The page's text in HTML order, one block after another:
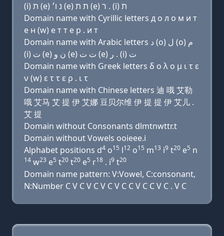
(i) ת (e) נ ו׳ (e) ת ת (e) ר . (i) ת
Domain name with Cyrillic letters д о л о м и т
e н (w) e т т e р . и т
Domain name with Arabic letters ﺩ (o) ﻝ (o) ﻡ
(i) ﺕ (e) ﻥ ﻭ (e) ﺕ ﺕ (e) ﺭ . (i) ﺕ
Domain name with Greek letters δ ο λ ο μ ι τ ε
ν (w) ε τ τ ε ρ . ι τ
Domain name with Chinese letters 迪 哦 艾勒
哦 艾马 艾 提 伊 艾娜 豆贝尔维 伊 提 提 伊 艾儿 .
艾 提
Domain without Consonants dlmtnwttr.t
Domain without Vowels ooieee.i
Alphabet positions d4 o15 l12 o15 m13 i9 t20 e5 n
14 w23 e5 t20 t20 e5 r18 . i9 t20
Domain name pattern: V:Vowel, C:consonant,
N:Number C V C V C V C V C C V C C V C . V C